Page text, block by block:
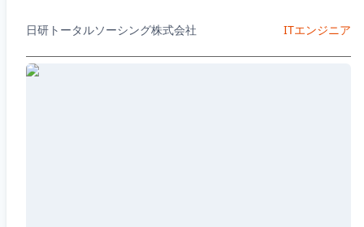
日研トータルソーシング株式会社 ITエンジニア